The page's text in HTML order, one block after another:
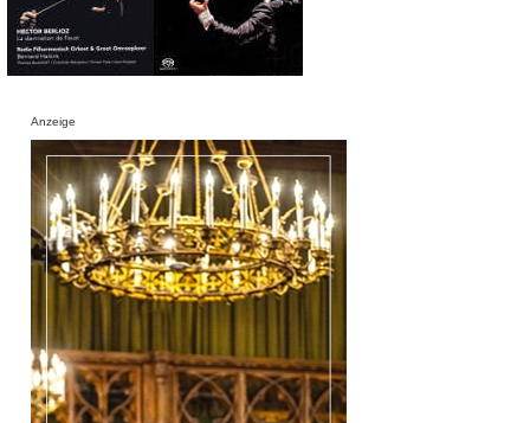
Anzeige